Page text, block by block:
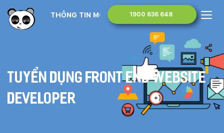
1900 636 648
THÔNG TIN MONA MEDIA
Tuyển dụng Front End Website
Developer